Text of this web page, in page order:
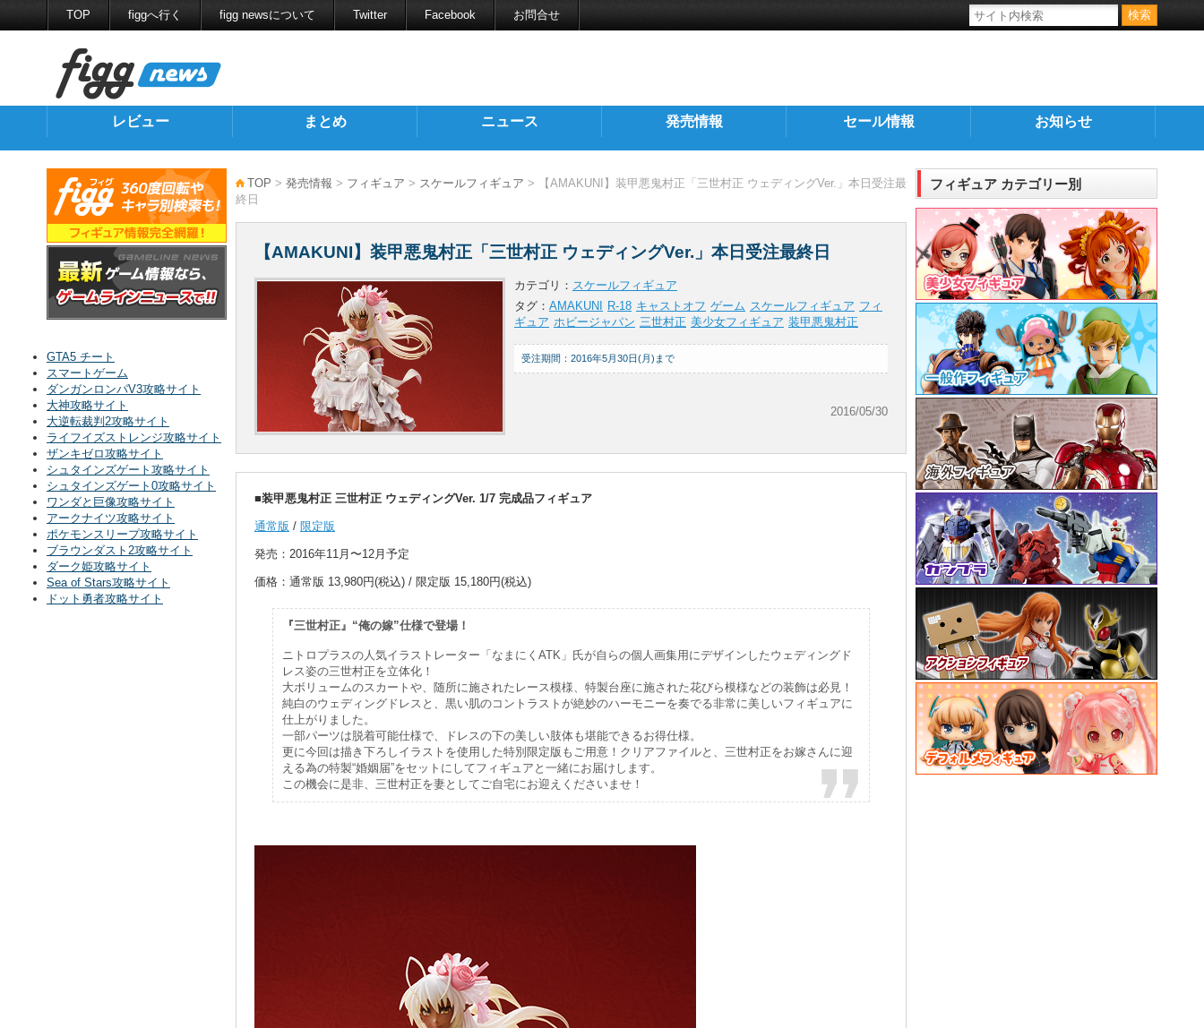
TOP figgへ行く figg newsについて Twitter Facebook お問合せ
レビュー まとめ ニュース 発売情報 セール情報 お知らせ
TOP > 発売情報 > フィギュア > スケールフィギュア > 【AMAKUNI】装甲悪鬼村正「三世村正 ウェディングVer.」本日受注最
終日
【AMAKUNI】装甲悪鬼村正「三世村正 ウェディングVer.」本日受注最終日
カテゴリ： スケールフィギュア
タグ： AMAKUNI R-18 キャストオフ ゲーム スケールフィギュア フィ
ギュア ホビージャパン 三世村正 美少女フィギュア 装甲悪鬼村正
2016/05/30
受注期間：2016年5月30日(月)まで
■装甲悪鬼村正 三世村正 ウェディングVer. 1/7 完成品フィギュア
通常版 / 限定版
発売：2016年11月〜12月予定
価格：通常版 13,980円(税込) / 限定版 15,180円(税込)
『三世村正』“俺の嫁”仕様で登場！
ニトロプラスの人気イラストレーター「なまにくATK」氏が自らの個人画集用にデザインしたウェディングド
レス姿の三世村正を立体化！
大ボリュームのスカートや、随所に施されたレース模様、特製台座に施された花びら模様などの装飾は必見！
純白のウェディングドレスと、黒い肌のコントラストが絶妙のハーモニーを奏でる非常に美しいフィギュアに
仕上がりました。
一部パーツは脱着可能仕様で、ドレスの下の美しい肢体も堪能できるお得仕様。
更に今回は描き下ろしイラストを使用した特別限定版もご用意！クリアファイルと、三世村正をお嫁さんに迎
える為の特製“婚姻届”をセットにしてフィギュアと一緒にお届けします。
この機会に是非、三世村正を妻としてご自宅にお迎えくださいませ！
GTA5 チート
スマートゲーム
ダンガンロンパV3攻略サイト
大神攻略サイト
大逆転裁判2攻略サイト
ライフイズストレンジ攻略サイト
ザンキゼロ攻略サイト
シュタインズゲート攻略サイト
シュタインズゲート0攻略サイト
ワンダと巨像攻略サイト
アークナイツ攻略サイト
ポケモンスリープ攻略サイト
ブラウンダスト2攻略サイト
ダーク姫攻略サイト
Sea of Stars攻略サイト
ドット勇者攻略サイト
フィギュア カテゴリー別